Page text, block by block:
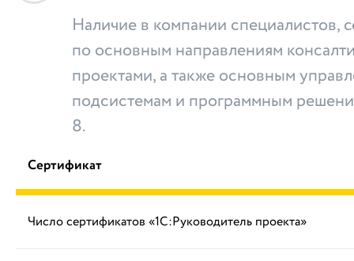
Наличие в компании специалистов,
по основным направлениям
проектами, а также основным
подсистемам и программным
8.
Сертификат
Число сертификатов «1С:Руководитель проекта»